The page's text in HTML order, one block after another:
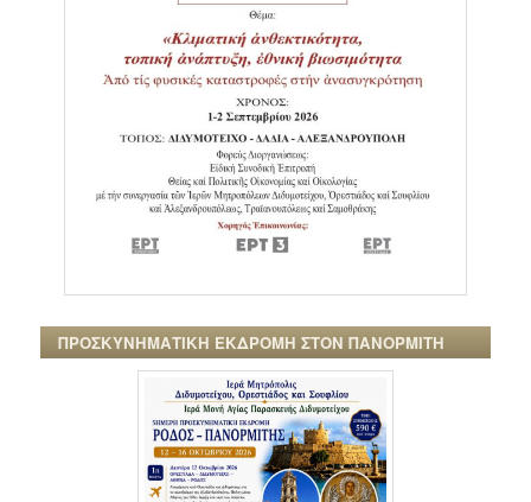
ΠΡΟΣΚΥΝΗΜΑΤΙΚΗ ΕΚΔΡΟΜΗ ΣΤΟΝ ΠΑΝΟΡΜΙΤΗ